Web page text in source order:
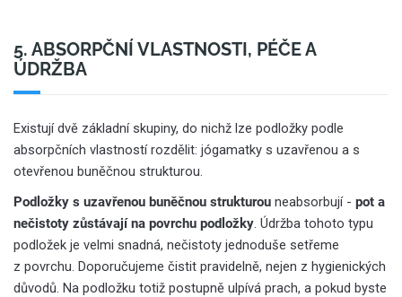
5. ABSORPČNÍ VLASTNOSTI, PÉČE A
ÚDRŽBA
Existují dvě základní skupiny, do nichž lze podložky podle
absorpčních vlastností rozdělit: jógamatky s uzavřenou a s
otevřenou buněčnou strukturou.
Podložky s uzavřenou buněčnou strukturou neabsorbují - pot a
nečistoty zůstávají na povrchu podložky. Údržba tohoto typu
podložek je velmi snadná, nečistoty jednoduše setřeme
z povrchu. Doporučujeme čistit pravidelně, nejen z hygienických
důvodů. Na podložku totiž postupně ulpívá prach, a pokud byste